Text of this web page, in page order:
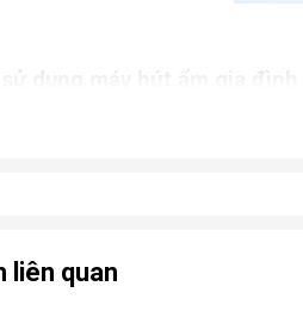
nhà cửa luôn khô thoáng, tránh
tình trạng nấm mốc, hạn chế
liên quan